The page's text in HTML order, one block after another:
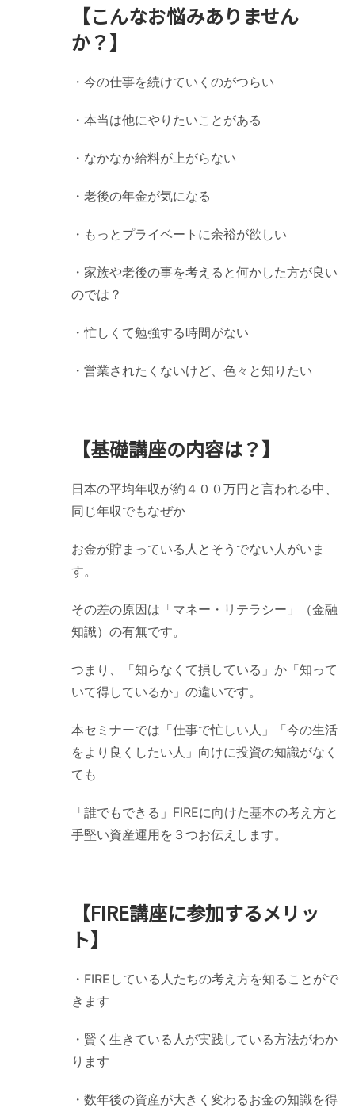
【こんなお悩みありません
か？】
・今の仕事を続けていくのがつらい
・本当は他にやりたいことがある
・なかなか給料が上がらない
・老後の年金が気になる
・もっとプライベートに余裕が欲しい
・家族や老後の事を考えると何かした方が良い
のでは？
・忙しくて勉強する時間がない
・営業されたくないけど、色々と知りたい
【基礎講座の内容は？】
日本の平均年収が約４００万円と言われる中、
同じ年収でもなぜか
お金が貯まっている人とそうでない人がいま
す。
その差の原因は「マネー・リテラシー」（金融
知識）の有無です。
つまり、「知らなくて損している」か「知って
いて得しているか」の違いです。
本セミナーでは「仕事で忙しい人」「今の生活
をより良くしたい人」向けに投資の知識がなく
ても
「誰でもできる」FIREに向けた基本の考え方と
手堅い資産運用を３つお伝えします。
【FIRE講座に参加するメリッ
ト】
・FIREしている人たちの考え方を知ることがで
きます
・賢く生きている人が実践している方法がわか
ります
・数年後の資産が大きく変わるお金の知識を得